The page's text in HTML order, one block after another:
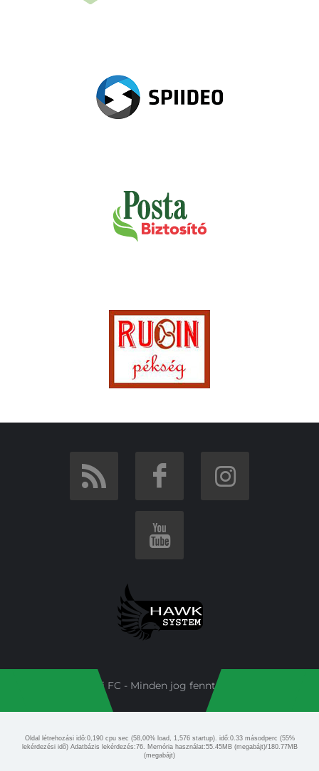
Budai FC - Minden jog fenntartva!
Oldal létrehozási idõ:0,190 cpu sec (58,00% load, 1,576 startup). idő:0.33 másodperc (55%
lekérdezési idõ) Adatbázis lekérdezés:76. Memória használat:55.45MB (megabájt)/180.77MB
(megabájt)